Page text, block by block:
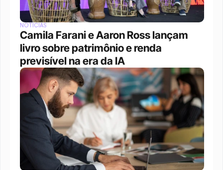
NOTÍCIAS
Camila Farani e Aaron Ross lançam
livro sobre patrimônio e renda
previsível na era da IA